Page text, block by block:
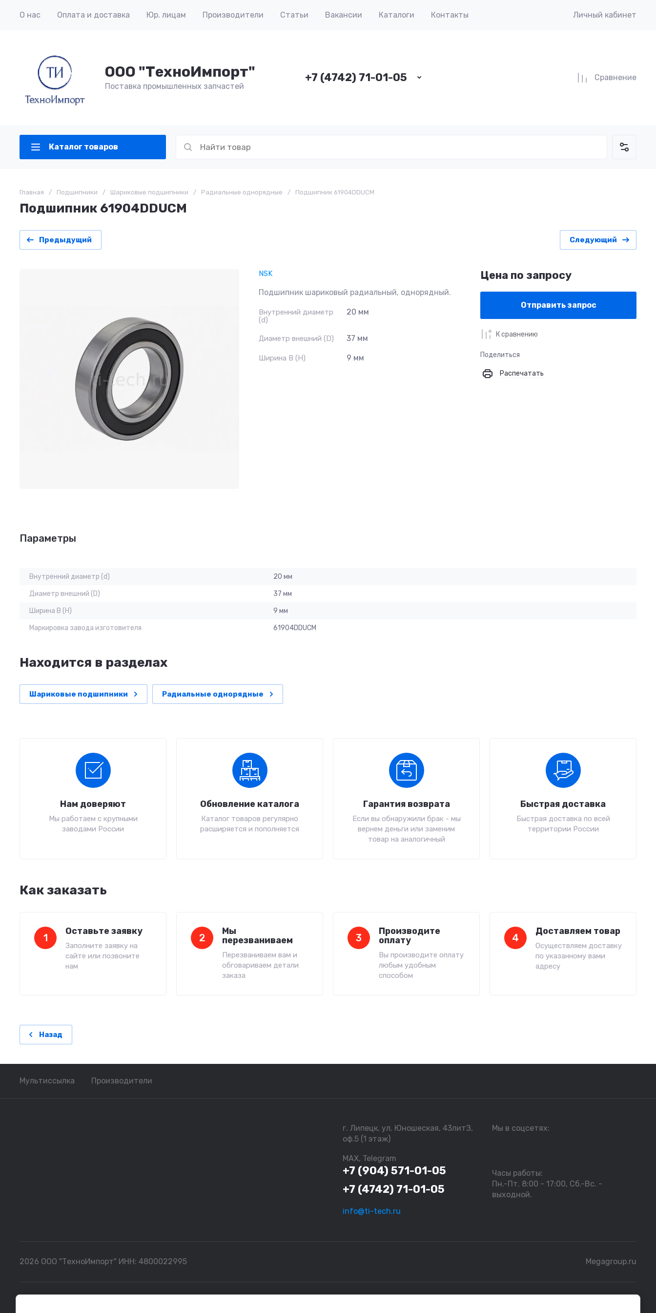
О нас Оплата и доставка Юр. лицам Производители Статьи Вакансии Каталоги Контакты Личный кабинет
ООО "ТехноИмпорт"
Поставка промышленных запчастей
+7 (4742) 71-01-05 Сравнение
Каталог товаров
Главная / Подшипники / Шариковые подшипники / Радиальные однорядные / Подшипник 61904DDUCM
Подшипник 61904DDUCM
Предыдущий Следующий
NSK
Подшипник шариковый радиальный, однорядный.
Внутренний диаметр
(d)
20 мм
Диаметр внешний (D) 37 мм
Ширина B (H) 9 мм
Цена по запросу
Отправить запрос
К сравнению
Поделиться
Распечатать
Параметры
Внутренний диаметр (d) 20 мм
Диаметр внешний (D) 37 мм
Ширина B (H) 9 мм
Маркировка завода изготовителя 61904DDUCM
Находится в разделах
Шариковые подшипники Радиальные однорядные
Нам доверяют
Мы работаем с крупными
заводами России
Обновление каталога
Каталог товаров регулярно
расширяется и пополняется
Гарантия возврата
Если вы обнаружили брак - мы
вернем деньги или заменим
товар на аналогичный
Быстрая доставка
Быстрая доставка по всей
территории России
Как заказать
1
Оставьте заявку
Заполните заявку на
сайте или позвоните
нам
2
Мы
перезваниваем
Перезваниваем вам и
обговариваем детали
заказа
3
Производите
оплату
Вы производите оплату
любым удобным
способом
4
Доставляем товар
Осуществляем доставку
по указанному вами
адресу
Назад
Мультиссылка Производители
г. Липецк, ул. Юношеская, 43литЗ,
оф.5 (1 этаж)
MAX, Telegram
+7 (904) 571-01-05
+7 (4742) 71-01-05
info@ti-tech.ru
Мы в соцсетях:
Часы работы:
Пн.-Пт. 8:00 - 17:00, Сб.-Вс. -
выходной.
2026 ООО "ТехноИмпорт" ИНН: 4800022995 Megagroup.ru